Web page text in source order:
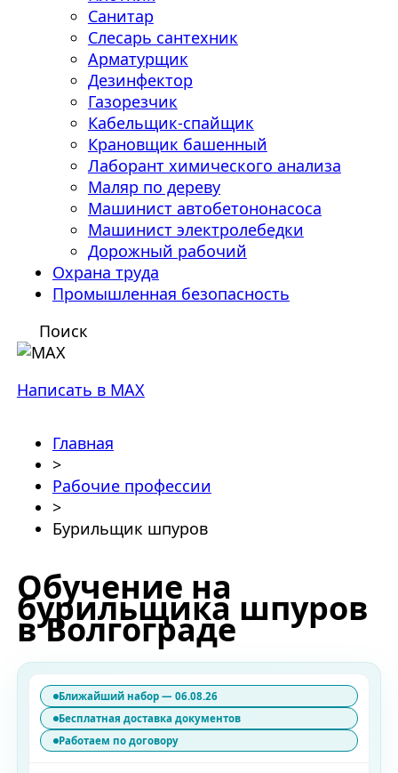
Санитар
Слесарь сантехник
Арматурщик
Дезинфектор
Газорезчик
Кабельщик-спайщик
Крановщик башенный
Лаборант химического анализа
Маляр по дереву
Машинист автобетононасоса
Машинист электролебедки
Дорожный рабочий
Охрана труда
Промышленная безопасность
Поиск
Написать в MAX
Главная
>
Рабочие профессии
>
Бурильщик шпуров
Обучение на
бурильщика шпуров
в Волгограде
Ближайший набор — 06.08.26
Бесплатная доставка документов
Работаем по договору